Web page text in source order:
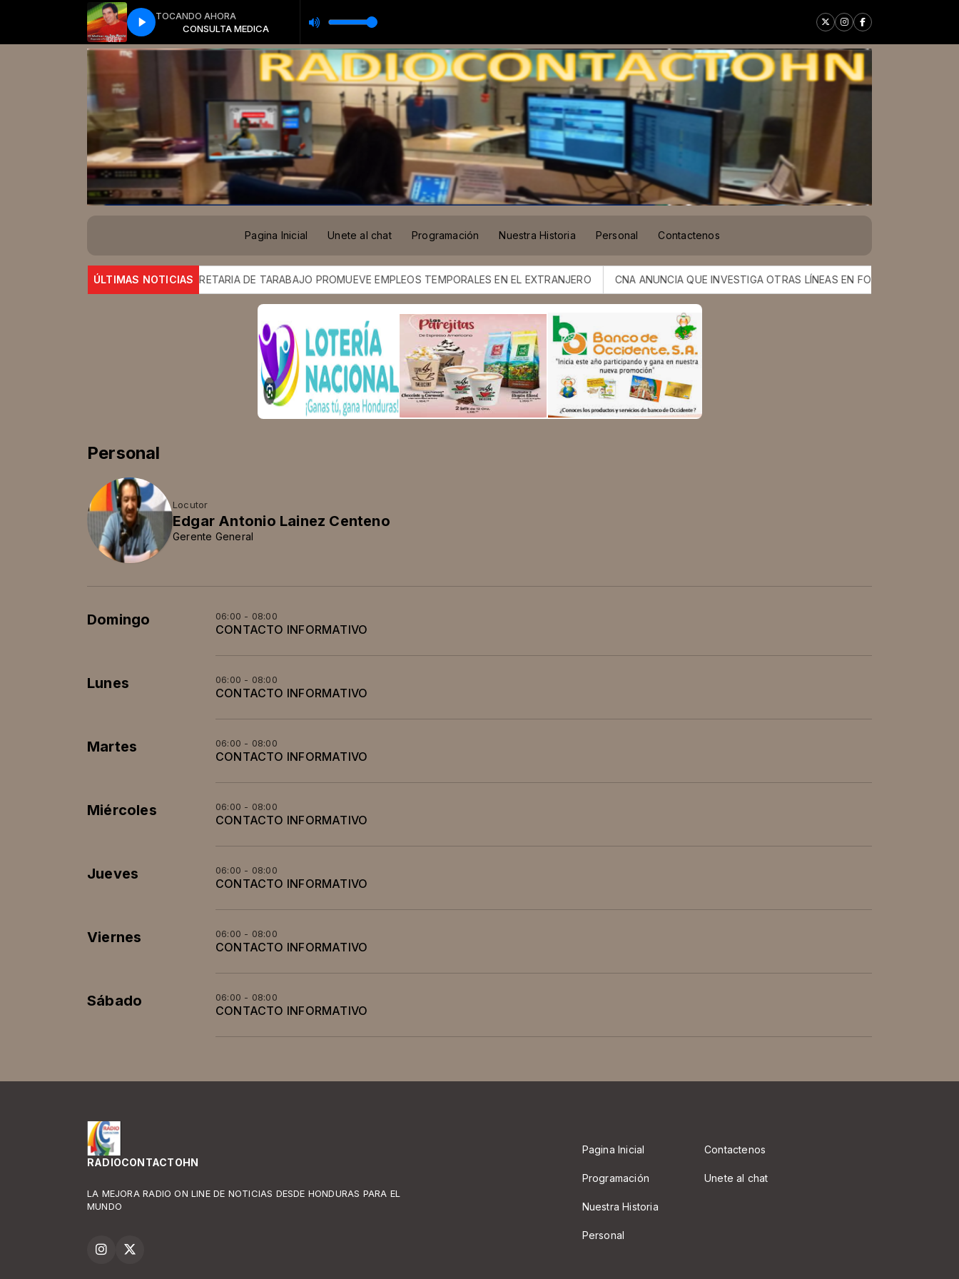
TOCANDO AHORA
CONSULTA MEDICA CONSULTA MEDICA
Pagina Inicial Unete al chat Programación Nuestra Historia Personal Contactenos
ÚLTIMAS NOTICIAS
HONDURAS AL MUNDO SECRETARIA DE TARABAJO PROMUEVE EMPLEOS TEMPORALES EN EL EXTRANJERO CNA ANUNCIA QUE INVESTIGA OTRAS LÍNEAS EN FOSOVI Y AL MENOS A
Personal
Locutor
Edgar Antonio Lainez Centeno
Gerente General
Domingo 06:00 - 08:00
CONTACTO INFORMATIVO
Lunes 06:00 - 08:00
CONTACTO INFORMATIVO
Martes 06:00 - 08:00
CONTACTO INFORMATIVO
Miércoles 06:00 - 08:00
CONTACTO INFORMATIVO
Jueves 06:00 - 08:00
CONTACTO INFORMATIVO
Viernes 06:00 - 08:00
CONTACTO INFORMATIVO
Sábado 06:00 - 08:00
CONTACTO INFORMATIVO
RADIOCONTACTOHN
LA MEJORA RADIO ON LINE DE NOTICIAS DESDE HONDURAS PARA EL
MUNDO
Pagina Inicial
Programación
Nuestra Historia
Personal
Contactenos
Unete al chat